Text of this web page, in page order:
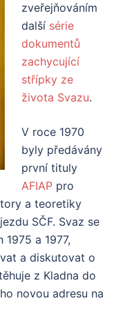
zveřejňováním
další série
dokumentů
zachycující
střípky ze
života Svazu.
V roce 1970
byly předávány
první tituly
AFIAP pro
a teoretiky
SČF. Svaz se
a 1977,
a diskutovat o
z Kladna do
novou adresu na